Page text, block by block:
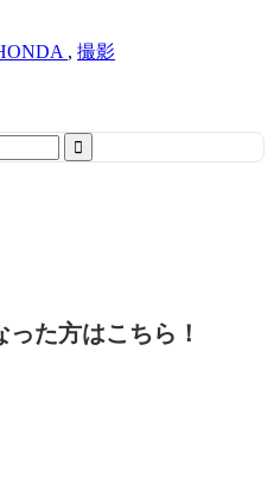
, 撮影
た方はこちら！